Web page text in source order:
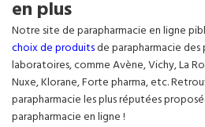
en plus
Notre site de parapharmacie en ligne
choix de produitsde parapharmacie des
laboratoires, comme Avène, Vichy, La
Nuxe, Klorane, Forte pharma, etc.
parapharmacie les plus réputées
parapharmacie en ligne !